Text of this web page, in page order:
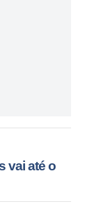
vai até o